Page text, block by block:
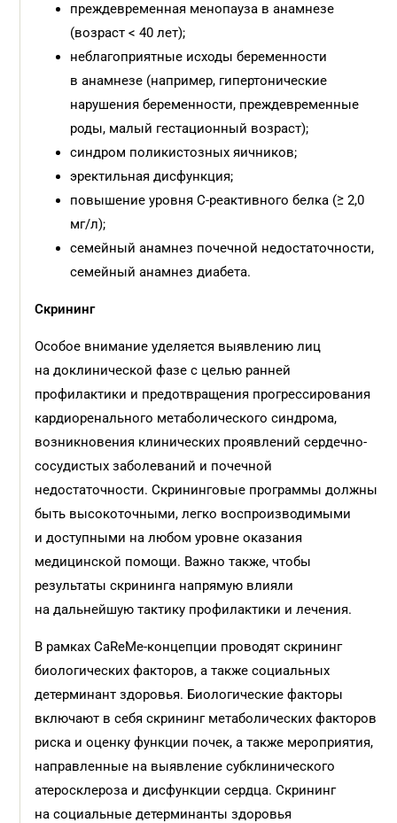
преждевременная менопауза в анамнезе
(возраст < 40 лет);
неблагоприятные исходы беременности
в анамнезе (например, гипертонические
нарушения беременности, преждевременные
роды, малый гестационный возраст);
синдром поликистозных яичников;
эректильная дисфункция;
повышение уровня С-реактивного белка (≥ 2,0
мг/л);
семейный анамнез почечной недостаточности,
семейный анамнез диабета.
Скрининг
Особое внимание уделяется выявлению лиц
на доклинической фазе с целью ранней
профилактики и предотвращения прогрессирования
кардиоренального метаболического синдрома,
возникновения клинических проявлений сердечно-
сосудистых заболеваний и почечной
недостаточности. Скрининговые программы должны
быть высокоточными, легко воспроизводимыми
и доступными на любом уровне оказания
медицинской помощи. Важно также, чтобы
результаты скрининга напрямую влияли
на дальнейшую тактику профилактики и лечения.
В рамках CaReMe-концепции проводят скрининг
биологических факторов, а также социальных
детерминант здоровья. Биологические факторы
включают в себя скрининг метаболических факторов
риска и оценку функции почек, а также мероприятия,
направленные на выявление субклинического
атеросклероза и дисфункции сердца. Скрининг
на социальные детерминанты здоровья